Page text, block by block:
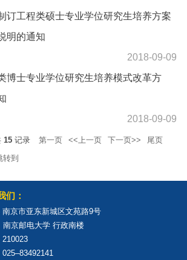
订工程类硕士专业学位研究生培养方案
明的通知
2018-09-09
博士专业学位研究生培养模式改革方
2018-09-09
15 记录 第一页 <<上一页 下一页>>
尾页
转到
们：
南京市亚东新城区文苑路9号
邮电大学 行政南楼
210023
025–83492141